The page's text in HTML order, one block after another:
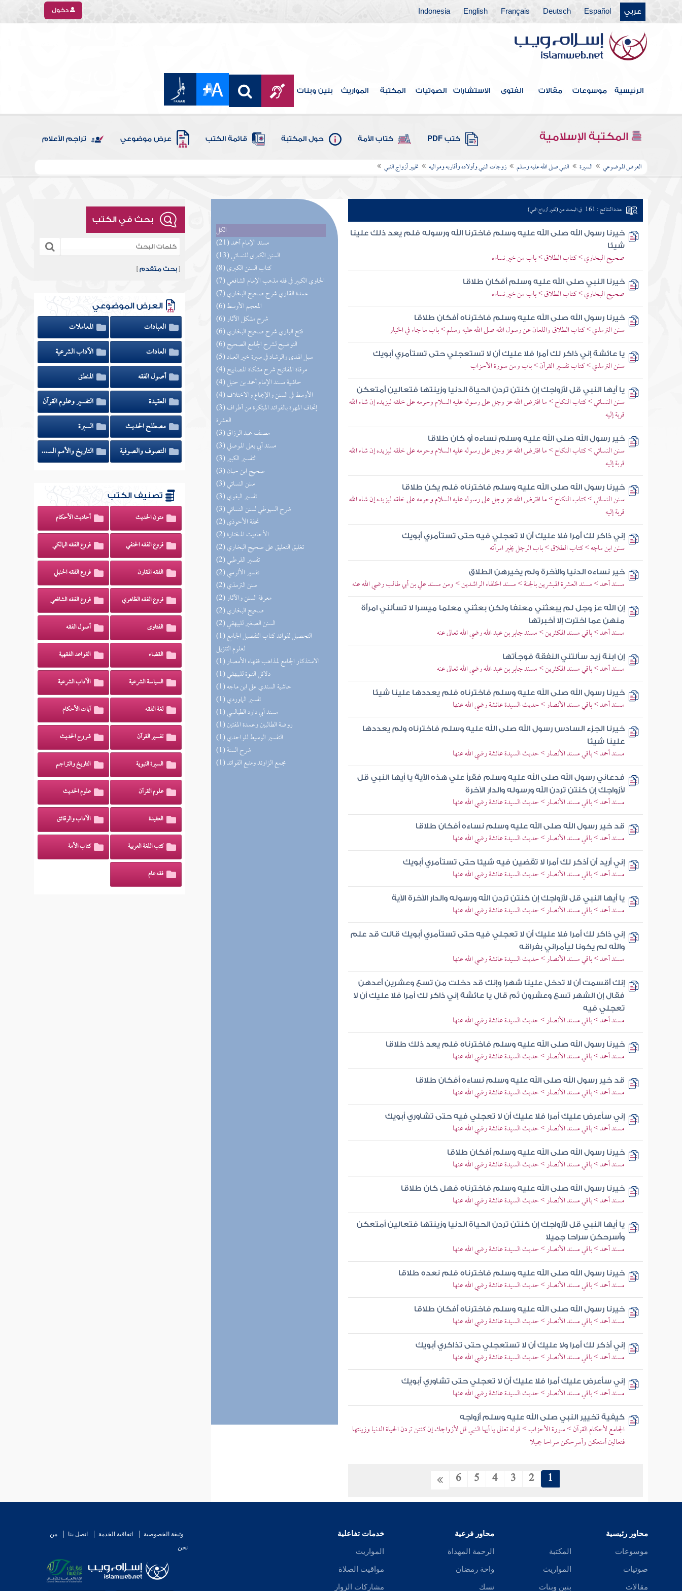
عربي Español
Deutsch
Français
English
Indonesia دخول
الرئيسية موسوعات مقالات الفتوى الاستشارات الصوتيات المكتبة المواريث بنين وبنات
المكتبة الإسلامية كتب PDF كتاب الأمة حول المكتبة قائمة الكتب عرض موضوعي تراجم الأعلام
العرض الموضوعي السيرة النبي صلى الله عليه وسلم زوجات النبي وأولاده وأقاربه ومواليه تخيير أزواج النبي
الكل
(21) مسند الإمام أحمد
(13) السنن الكبرى للنسائي
(8) كتاب السنن الكبرى
(7) الحاوي الكبير في فقه مذهب الإمام الشافعي
(7) عمدة القاري شرح صحيح البخاري
(6) المعجم الأوسط
(6) شرح مشكل الآثار
(6) فتح الباري شرح صحيح البخاري
(6) التوضيح لشرح الجامع الصحيح
(5) سبل الهدى والرشاد في سيرة خير العباد
(4) مرقاة المفاتيح شرح مشكاة المصابيح
(4) حاشية مسند الإمام أحمد بن حنبل
(4) الأوسط في السنن والإجماع والاختلاف
(3) إتحاف المهرة بالفوائد المبتكرة من أطراف
العشرة
(3) مصنف عبد الرزاق
(3) مسند أبي يعلى الموصلي
(3) التفسير الكبير
(3) صحيح ابن حبان
(3) سنن النسائي
(3) تفسير البغوي
(3) شرح السيوطي لسنن النسائي
(2) تحفة الأحوذي
(2) الأحاديث المختارة
(2) تغليق التعليق على صحيح البخاري
(2) تفسير القرطبي
(2) تفسير الألوسي
(2) سنن الترمذي
(2) معرفة السنن والآثار
(2) صحيح البخاري
(2) السنن الصغير للبيهقي
(1) التحصيل لفوائد كتاب التفصيل الجامع
لعلوم التنزيل
(1) الاستذكار الجامع لمذاهب فقهاء الأمصار
(1) دلائل النبوة للبيهقي
(1) حاشية السندي على ابن ماجه
(1) تفسير الماوردي
(1) مسند أبي داود الطيالسي
(1) روضة الطالبين وعمدة المفتين
(1) التفسير الوسيط للواحدي
(1) شرح السنة
(1) مجمع الزاوئد ومنبع الفوائد
عدد النتائج : 161 في البحث عن (تخيير أزواج النبي)
خيرنا رسول الله صلى الله عليه وسلم فاخترنا الله ورسوله فلم يعد ذلك علينا
شيئا
صحيح البخاري > كتاب الطلاق > باب من خير نساءه
خيرنا النبي صلى الله عليه وسلم أفكان طلاقا
صحيح البخاري > كتاب الطلاق > باب من خير نساءه
خيرنا رسول الله صلى الله عليه وسلم فاخترناه أفكان طلاقا
سنن الترمذي > كتاب الطلاق واللعان عن رسول الله صلى الله عليه وسلم > باب ما جاء في الخيار
يا عائشة إني ذاكر لك أمرا فلا عليك أن لا تستعجلي حتى تستأمري أبويك
سنن الترمذي > كتاب تفسير القرآن > باب ومن سورة الأحزاب
يا أيها النبي قل لأزواجك إن كنتن تردن الحياة الدنيا وزينتها فتعالين أمتعكن
سنن النسائي > كتاب النكاح > ما افترض الله عز وجل على رسوله عليه السلام وحرمه على خلقه ليزيده إن شاء الله
قربة إليه
خير رسول الله صلى الله عليه وسلم نساءه أو كان طلاقا
سنن النسائي > كتاب النكاح > ما افترض الله عز وجل على رسوله عليه السلام وحرمه على خلقه ليزيده إن شاء الله
قربة إليه
خيرنا رسول الله صلى الله عليه وسلم فاخترناه فلم يكن طلاقا
سنن النسائي > كتاب النكاح > ما افترض الله عز وجل على رسوله عليه السلام وحرمه على خلقه ليزيده إن شاء الله
قربة إليه
إني ذاكر لك أمرا فلا عليك أن لا تعجلي فيه حتى تستأمري أبويك
سنن ابن ماجه > كتاب الطلاق > باب الرجل يخير امرأته
خير نساءه الدنيا والآخرة ولم يخيرهن الطلاق
مسند أحمد > مسند العشرة المبشرين بالجنة > مسند الخلفاء الراشدين > ومن مسند علي بن أبي طالب رضي الله عنه
إن الله عز وجل لم يبعثني معنفا ولكن بعثني معلما ميسرا لا تسألني امرأة
منهن عما اخترت إلا أخبرتها
مسند أحمد > باقي مسند المكثرين > مسند جابر بن عبد الله رضي الله تعالى عنه
إن ابنة زيد سألتني النفقة فوجأتها
مسند أحمد > باقي مسند المكثرين > مسند جابر بن عبد الله رضي الله تعالى عنه
خيرنا رسول الله صلى الله عليه وسلم فاخترناه فلم يعددها علينا شيئا
مسند أحمد > باقي مسند الأنصار > حديث السيدة عائشة رضي الله عنها
خيرنا الجزء السادس رسول الله صلى الله عليه وسلم فاخترناه ولم يعددها
علينا شيئا
مسند أحمد > باقي مسند الأنصار > حديث السيدة عائشة رضي الله عنها
فدعاني رسول الله صلى الله عليه وسلم فقرأ علي هذه الآية يا أيها النبي قل
لأزواجك إن كنتن تردن الله ورسوله والدار الآخرة
مسند أحمد > باقي مسند الأنصار > حديث السيدة عائشة رضي الله عنها
قد خير رسول الله صلى الله عليه وسلم نساءه أفكان طلاقا
مسند أحمد > باقي مسند الأنصار > حديث السيدة عائشة رضي الله عنها
إني أريد أن أذكر لك أمرا لا تقضين فيه شيئا حتى تستأمري أبويك
مسند أحمد > باقي مسند الأنصار > حديث السيدة عائشة رضي الله عنها
يا أيها النبي قل لأزواجك إن كنتن تردن الله ورسوله والدار الآخرة الآية
مسند أحمد > باقي مسند الأنصار > حديث السيدة عائشة رضي الله عنها
إني ذاكر لك أمرا فلا عليك أن لا تعجلي فيه حتى تستأمري أبويك قالت قد علم
والله لم يكونا ليأمراني بفراقه
مسند أحمد > باقي مسند الأنصار > حديث السيدة عائشة رضي الله عنها
إنك أقسمت أن لا تدخل علينا شهرا وإنك قد دخلت من تسع وعشرين أعدهن
فقال إن الشهر تسع وعشرون ثم قال يا عائشة إني ذاكر لك أمرا فلا عليك أن لا
تعجلي فيه
مسند أحمد > باقي مسند الأنصار > حديث السيدة عائشة رضي الله عنها
خيرنا رسول الله صلى الله عليه وسلم فاخترناه فلم يعد ذلك طلاقا
مسند أحمد > باقي مسند الأنصار > حديث السيدة عائشة رضي الله عنها
قد خير رسول الله صلى الله عليه وسلم نساءه أفكان طلاقا
مسند أحمد > باقي مسند الأنصار > حديث السيدة عائشة رضي الله عنها
إني سأعرض عليك أمرا فلا عليك أن لا تعجلي فيه حتى تشاوري أبويك
مسند أحمد > باقي مسند الأنصار > حديث السيدة عائشة رضي الله عنها
خيرنا رسول الله صلى الله عليه وسلم أفكان طلاقا
مسند أحمد > باقي مسند الأنصار > حديث السيدة عائشة رضي الله عنها
خيرنا رسول الله صلى الله عليه وسلم فاخترناه فهل كان طلاقا
مسند أحمد > باقي مسند الأنصار > حديث السيدة عائشة رضي الله عنها
يا أيها النبي قل لأزواجك إن كنتن تردن الحياة الدنيا وزينتها فتعالين أمتعكن
وأسرحكن سراحا جميلا
مسند أحمد > باقي مسند الأنصار > حديث السيدة عائشة رضي الله عنها
خيرنا رسول الله صلى الله عليه وسلم فاخترناه فلم نعده طلاقا
مسند أحمد > باقي مسند الأنصار > حديث السيدة عائشة رضي الله عنها
خيرنا رسول الله صلى الله عليه وسلم فاخترناه أفكان طلاقا
مسند أحمد > باقي مسند الأنصار > حديث السيدة عائشة رضي الله عنها
إني أذكر لك أمرا ولا عليك أن لا تستعجلي حتى تذاكري أبويك
مسند أحمد > باقي مسند الأنصار > حديث السيدة عائشة رضي الله عنها
إني سأعرض عليك أمرا فلا عليك أن لا تعجلي حتى تشاوري أبويك
مسند أحمد > باقي مسند الأنصار > حديث السيدة عائشة رضي الله عنها
كيفية تخيير النبي صلى الله عليه وسلم أزواجه
الجامع لأحكام القرآن > سورة الأحزاب > قوله تعالى يا أيها النبي قل لأزواجك إن كنتن تردن الحياة الدنيا وزينتها
فتعالين أمتعكن وأسرحكن سراحا جميلا
1
2
3
4
5
6
بحث في الكتب
[بحث متقدم ]
العرض الموضوعي
العبادات
المعاملات
العادات
الآداب الشرعية
أصول الفقه
المنطق
العقيدة
التفسير وعلوم القرآن
مصطلح الحديث
السيرة
التصوف والصوفية
التاريخ والأمم السابقة
تصنيف الكتب
متون الحديث أحاديث الأحكام
فروع الفقه الحنفي فروع الفقه المالكي
الفقه المقارن فروع الفقه الحنبلي
فروع الفقه الظاهري فروع الفقه الشافعي
الفتاوى أصول الفقه
القضاء القواعد الفقهية
السياسة الشرعية الآداب الشرعية
لغة الفقه آيات الأحكام
تفسير القرآن شروح الحديث
السيرة النبوية التاريخ والتراجم
علوم القرآن علوم الحديث
العقيدة الآداب والرقائق
كتب اللغة العربية كتاب الأمة
فقه عام
محاور رئيسية
موسوعات
صوتيات
مقالات
المكتبة
المواريث
بنين وبنات
محاور فرعية
الرحمة المهداة
واحة رمضان
نسك
خدمات تفاعلية
المواريث
مواقيت الصلاة
مشاركات الزوار
وثيقة الخصوصية اتفاقية الخدمة اتصل بنا
من
نحن